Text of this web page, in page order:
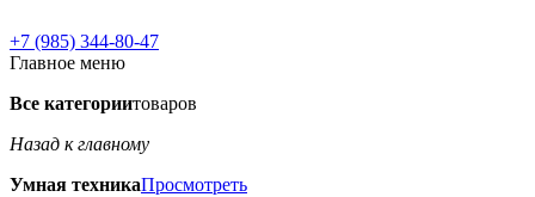
+7 (985) 344-80-47
Главное меню
Все категориитоваров
Назад к главному
Умная техникаПросмотреть